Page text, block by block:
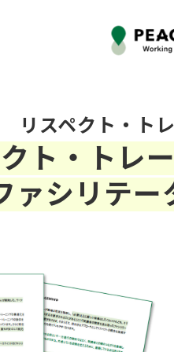
リスペクト・ト
ト・トレ
ァシリテー